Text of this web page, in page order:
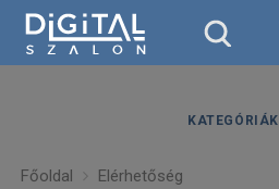
KATEGÓRIÁK
Főoldal Elérhetőség